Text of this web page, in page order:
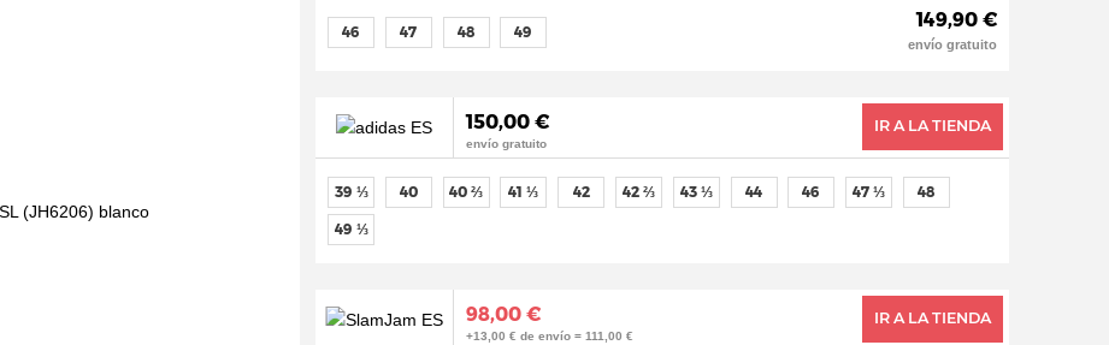
46 47 48 49
149,90 €
envío gratuito
150,00 €
envío gratuito
IR A LA TIENDA
39 ⅓ 40 40 ⅔ 41 ⅓ 42 42 ⅔ 43 ⅓ 44 46 47 ⅓ 48
49 ⅓
98,00 €
+13,00 € de envío = 111,00 €
IR A LA TIENDA